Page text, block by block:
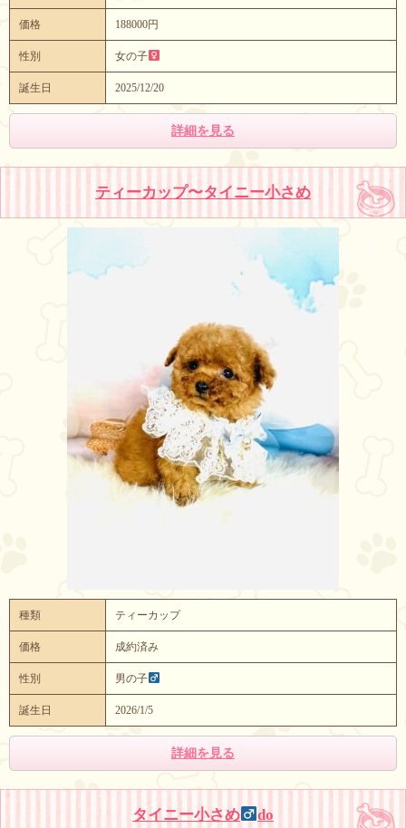
価格 188000円
性別 女の子
誕生日 2025/12/20
詳細を見る
ティーカップ〜タイニー小さめ
種類 ティーカップ
価格 成約済み
性別 男の子
誕生日 2026/1/5
詳細を見る
タイニー小さめ do